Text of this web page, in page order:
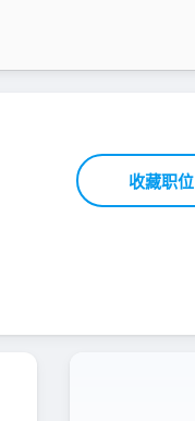
收藏职位